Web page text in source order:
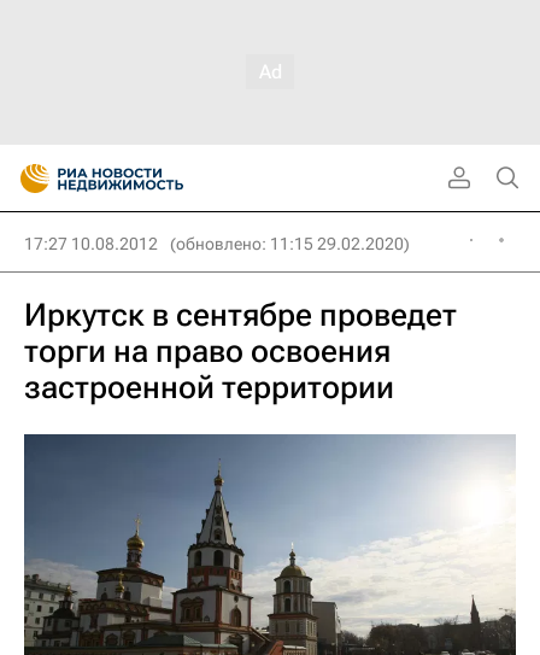
17:27 10.08.2012 (обновлено: 11:15 29.02.2020)
Иркутск в сентябре проведет
торги на право освоения
застроенной территории